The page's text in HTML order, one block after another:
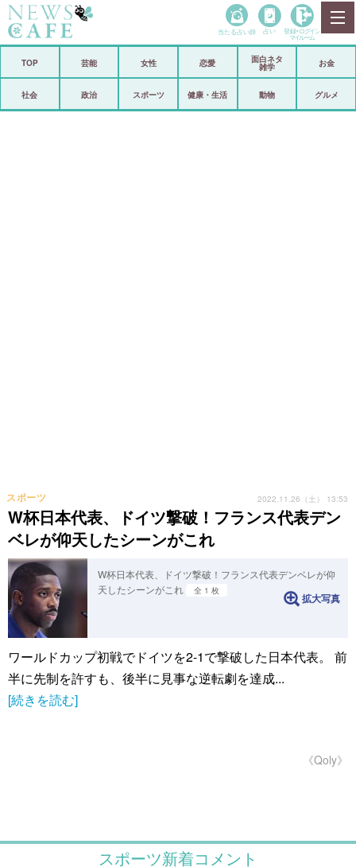
政治
当たる占い師 占い 登録• ログイン
マイルーム
TOP 芸能 女性 恋愛
面白ネタ
雑学
お金
社会 政治 スポーツ 健康・生活 動物 グルメ
W杯日本代表、ドイツ撃破！フランス代表デン
ベレが仰天したシーンがこれ
スポーツ 2022.11.26（土） 13:53
W杯日本代表、ドイツ撃破！フランス代表デンベレが仰
天したシーンがこれ
全 1 枚
拡大写真
ワールドカップ初戦でドイツを2-1で撃破した日本代表。 前
半に先制を許すも、後半に見事な逆転劇を達成...
[続きを読む]
《Qoly》